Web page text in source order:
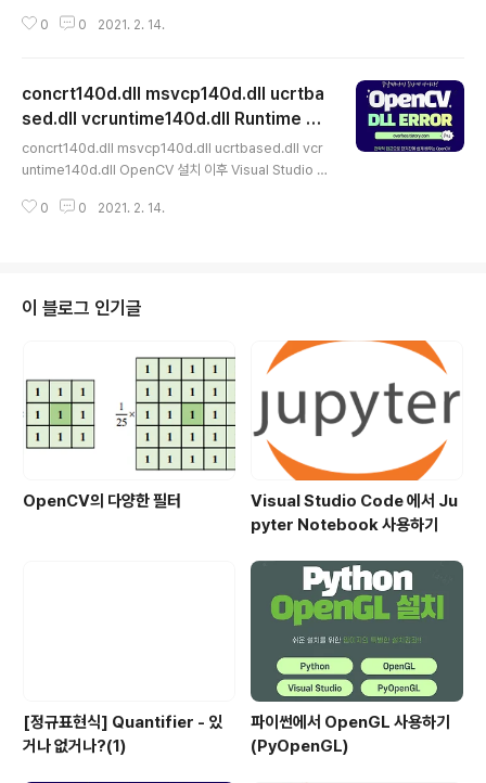
인 예로 루카스-카나데 방법이 있다. 루카스-카나데 방법
은 주로 실시간 컴퓨터 비전을 목적으로 한 프로그래밍 라
용되는 경우 속도의 향상을 볼 수 있는 IPP(Intel Perfor
mance Primitives)를 지원한다. 이 라이브러리는 윈도,
SD 허가서 하에서 무료로 사용할 수 있다. OpenCV는 T
ensor Flow , Torch / PyTorch 및 Caffe의 딥러닝 프
레임워크를 지..
0 0 2021. 2. 14.
concrt140d.dll msvcp140d.dll ucrtba
sed.dll vcruntime140d.dll Runtime Er
ror - OpenCV
concrt140d.dll msvcp140d.dll ucrtbased.dll vcr
untime140d.dll OpenCV 설치 이후 Visual Studio 로
에 해당 파일을 다운 로드 받아 설치 해야 합니다. DLL 복
WOW64 DLL 다운로드 웹 사이트 DLL 을 다운 로드 받
는 웹 사이트 주소는 아래를 참고한다. ko.dll-files.com/
누락된 DLL 파일들을 무료로 다운로드받으세요 | DLL‑fil
0 0 2021. 2. 14.
이 블로그 인기글
OpenCV의 다양한 필터
Visual Studio Code 에서 Ju
pyter Notebook 사용하기
[정규표현식] Quantifier - 있
거나 없거나?(1)
파이썬에서 OpenGL 사용하기
(PyOpenGL)